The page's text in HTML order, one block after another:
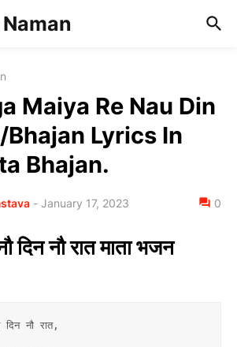
Maiya Re Nau Din
Bhajan Lyrics In
Bhajan.
- January 17, 2023 0
दिन नौ रात माता भजन
नौ रात,